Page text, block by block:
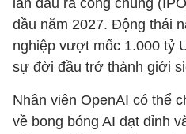
lần đầu ra công chúng
đầu năm 2027. Động thái
nghiệp vượt mốc 1.000 tỷ
sự đời đầu trở thành giới
Nhân viên OpenAI có thể
về bong bóng AI đạt đỉnh